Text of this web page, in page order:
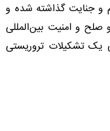
و جنایت گذاشته شده و
صلح و امنیت بین‌المللی
یک تشکیلات تروریستی